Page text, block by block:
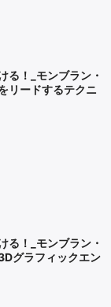
る！_モンブラン・
リードするテクニ
る！_モンブラン・
グラフィックエン